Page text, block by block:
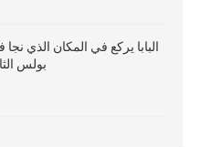
البابا يركع في المكان الذي نجا
بولس